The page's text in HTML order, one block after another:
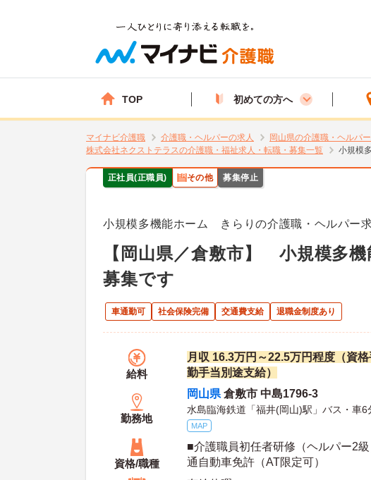
TOP 初めての方へ
マイナビ介護職 介護職・ヘルパーの求人 岡山県の介護職・ヘルパ
株式会社ネクストテラスの介護職・福祉求人・転職・募集一覧
小規模
正社員(正職員) その他 募集停止
小規模多機能ホーム きらりの介護職・ヘルパー
【岡山県／倉敷市】 小規模多
募集です
車通勤可 社会保険完備 交通費支給 退職金制度あり
給料
月収 16.3万円～22.5万円程度（資
勤手当別途支給）
勤務地
岡山県 倉敷市 中島1796-3
水島臨海鉄道「福井(岡山)駅」バス・車6
MAP
資格/職種
■介護職員初任者研修（ヘルパー2
通自動車免許（AT限定可）